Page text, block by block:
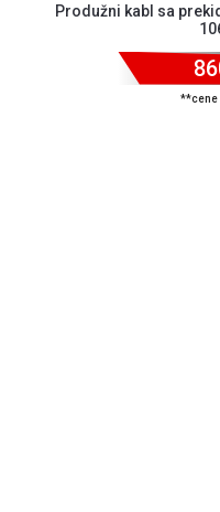
Produžni kabl sa
**cene